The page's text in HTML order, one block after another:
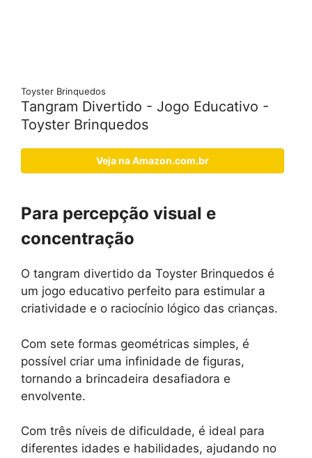
Toyster Brinquedos
Tangram Divertido - Jogo Educativo -
Toyster Brinquedos
Veja na Amazon.com.br
Para percepção visual e
concentração
O tangram divertido da Toyster Brinquedos é
um jogo educativo perfeito para estimular a
criatividade e o raciocínio lógico das crianças.
Com sete formas geométricas simples, é
possível criar uma infinidade de figuras,
tornando a brincadeira desafiadora e
envolvente.
Com três níveis de dificuldade, é ideal para
diferentes idades e habilidades, ajudando no